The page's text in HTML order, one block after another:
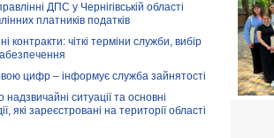
ДПС у Чернігівській області
платників податків
контракти: чіткі терміни служби, вибір
цифр – інформує служба зайнятості
надзвичайні ситуації та основні
які зареєстровані на території області